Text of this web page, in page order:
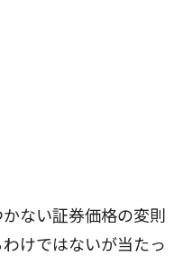
ない証券価格の変則
けではないが当たっ